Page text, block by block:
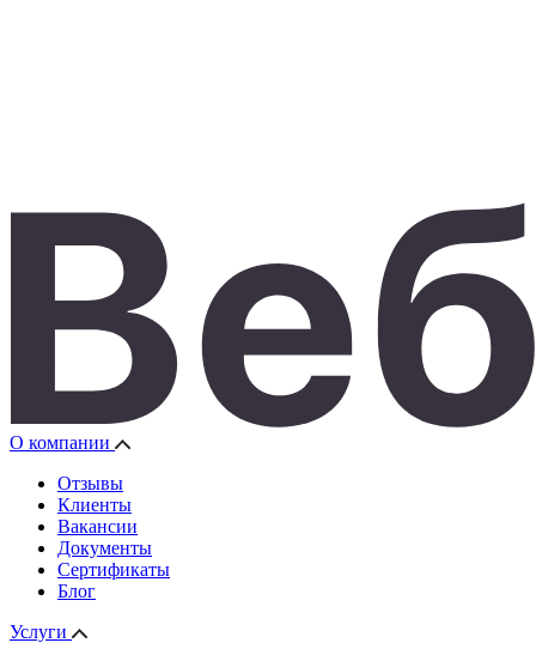
О компании
Отзывы
Клиенты
Вакансии
Документы
Сертификаты
Блог
Услуги